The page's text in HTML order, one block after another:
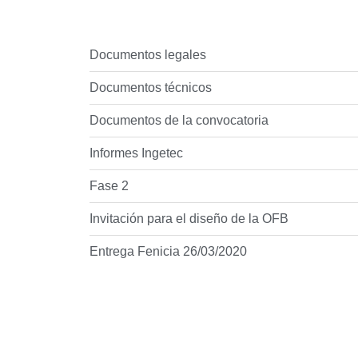
Documentos legales
Documentos técnicos
Documentos de la convocatoria
Informes Ingetec
Fase 2
Invitación para el diseño de la OFB
Entrega Fenicia 26/03/2020